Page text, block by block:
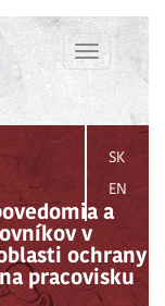
Toggle
navigation
SK
EN
a
v
ochrany
pracovisku